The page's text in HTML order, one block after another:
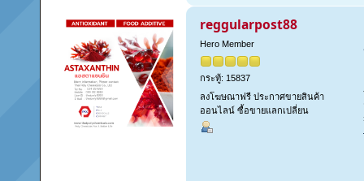
reggularpost88
Hero Member
กระทู้: 15837
ลงโฆษณาฟรี ประกาศขายสินค้า
ออนไลน์ ซื้อขายแลกเปลี่ยน